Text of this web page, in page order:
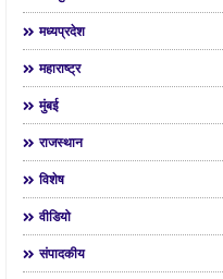
मध्यप्रदेश
महाराष्ट्र
मुंबई
राजस्थान
विशेष
वीडियो
संपादकीय